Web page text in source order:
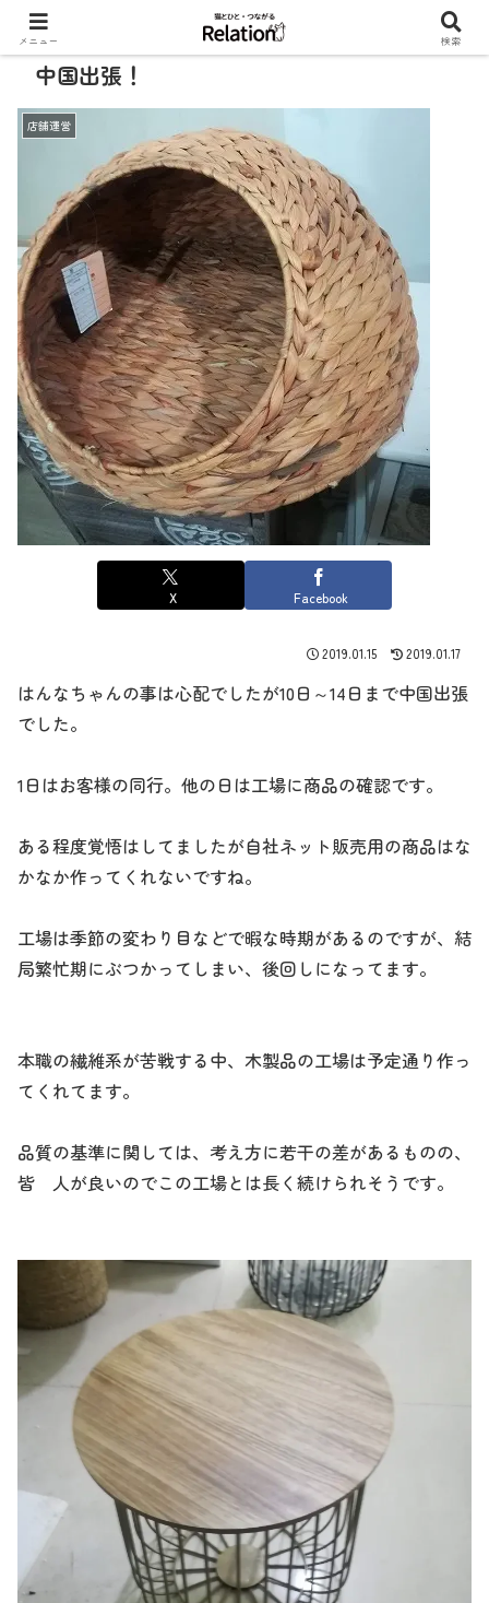
中国出張！
店舗運営
X Facebook
2019.01.15 2019.01.17
はんなちゃんの事は心配でしたが10日～14日まで中国出張
でした。
1日はお客様の同行。他の日は工場に商品の確認です。
ある程度覚悟はしてましたが自社ネット販売用の商品はな
かなか作ってくれないですね。
工場は季節の変わり目などで暇な時期があるのですが、結
局繁忙期にぶつかってしまい、後回しになってます。
本職の繊維系が苦戦する中、木製品の工場は予定通り作っ
てくれてます。
品質の基準に関しては、考え方に若干の差があるものの、
皆 人が良いのでこの工場とは長く続けられそうです。
メニュー 検索